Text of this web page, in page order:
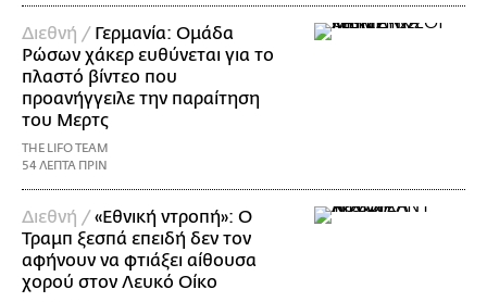
Διεθνή / Γερμανία: Ομάδα
Ρώσων χάκερ ευθύνεται για το
πλαστό βίντεο που
προανήγγειλε την παραίτηση
του Μερτς
THE LIFO TEAM
54 ΛΕΠΤΑ ΠΡΙΝ
Διεθνή / «Εθνική ντροπή»: Ο
Τραμπ ξεσπά επειδή δεν τον
αφήνουν να φτιάξει αίθουσα
χορού στον Λευκό Οίκο